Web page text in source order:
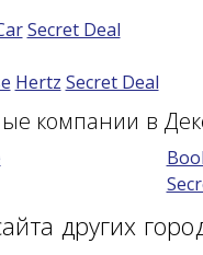
Secret Deal
Hertz Secret Deal
компании в
других